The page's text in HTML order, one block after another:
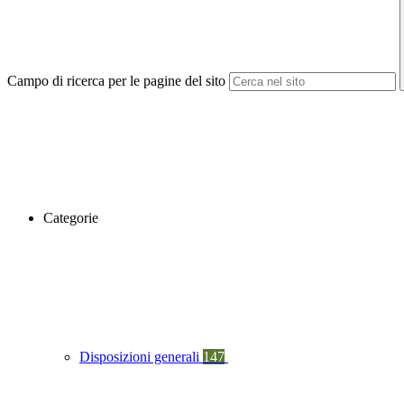
Campo di ricerca per le pagine del sito
Categorie
Disposizioni generali 147